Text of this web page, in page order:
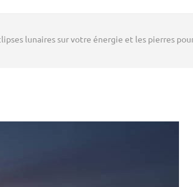
lunaires sur votre énergie et les pierres